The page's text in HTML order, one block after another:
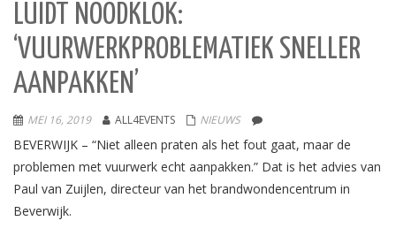
LUIDT NOODKLOK:
‘VUURWERKPROBLEMATIEK SNELLER
AANPAKKEN’
MEI 16, 2019 ALL4EVENTS NIEUWS
BEVERWIJK – “Niet alleen praten als het fout gaat, maar de
problemen met vuurwerk echt aanpakken.” Dat is het advies van
Paul van Zuijlen, directeur van het brandwondencentrum in
Beverwijk.